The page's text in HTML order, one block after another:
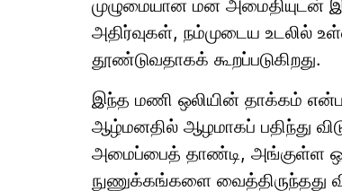
முழுமையான மன அமைதியுடன்
அதிர்வுகள், நம்முடைய உடலில்
தூண்டுவதாகக் கூறப்படுகிறது.
இந்த மணி ஒலியின் தாக்கம்
ஆழ்மனதில் ஆழமாகப் பதிந்து
அமைப்பைத் தாண்டி, அங்குள்ள
நுணுக்கங்களை வைத்திருந்தது